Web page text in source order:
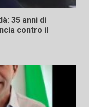
35 anni di
contro il